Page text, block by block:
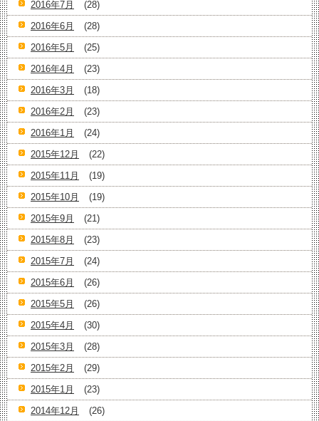
2016年7月
(28)
2016年6月
(28)
2016年5月
(25)
2016年4月
(23)
2016年3月
(18)
2016年2月
(23)
2016年1月
(24)
2015年12月
(22)
2015年11月
(19)
2015年10月
(19)
2015年9月
(21)
2015年8月
(23)
2015年7月
(24)
2015年6月
(26)
2015年5月
(26)
2015年4月
(30)
2015年3月
(28)
2015年2月
(29)
2015年1月
(23)
2014年12月
(26)